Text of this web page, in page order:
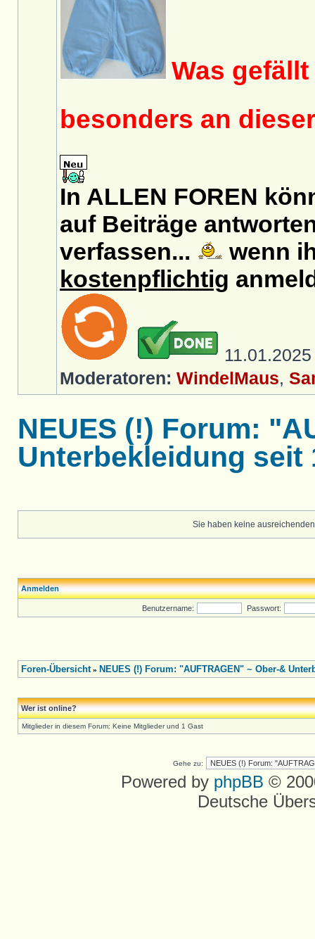
Was gefällt
besonders an
In ALLEN FOREN
auf Beiträge
verfassen...
wenn
kostenpflichtig
Moderatoren: WindelMaus,
NEUES (!) Forum:
Unterbekleidung seit
Sie haben keine
Anmelden
Benutzername: Passwort:
Foren-Übersicht» NEUES (!) Forum: "AUFTRAGEN" ~ Ober-&
Wer ist online?
Mitglieder in diesem Forum: Keine Mitglieder und 1 Gast
Gehe zu:
Powered by phpBB ©
Deutsche